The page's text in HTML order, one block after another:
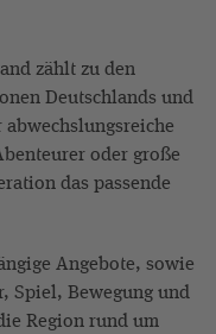
zählt zu den
Deutschlands und
oder große
das passende
Angebote, sowie
Spiel, Bewegung und
Region rund um